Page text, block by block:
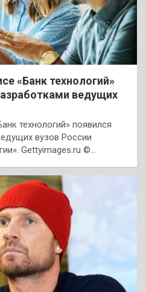
«Банк технологий»
ведущих
технологий» появился
вузов России
Gettyimages.ru ©…